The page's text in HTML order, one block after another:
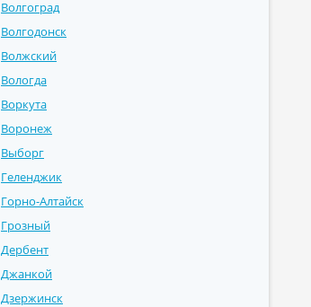
Волгоград
Волгодонск
Волжский
Вологда
Воркута
Воронеж
Выборг
Геленджик
Горно-Алтайск
Грозный
Дербент
Джанкой
Дзержинск